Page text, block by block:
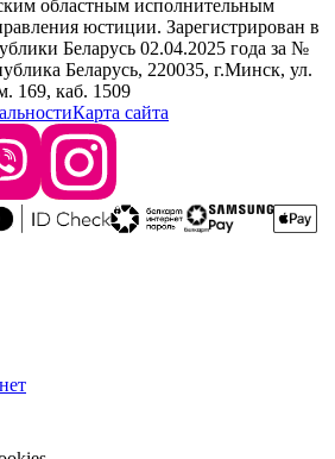
Тимирязева 65Б, офис 1509
Домбровская, 15
9:00–17:30, пт 9:00–17:00
областным исполнительным
юстиции. Зарегистрирован в
Беларусь 02.04.2025 года за №
Беларусь, 220035, г.Минск, ул.
169, каб. 1509
Карта сайта